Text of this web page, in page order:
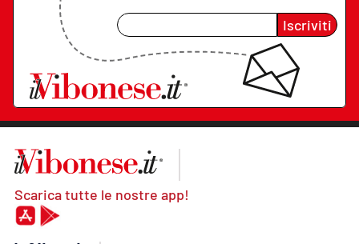
Iscriviti
Scarica tutte le nostre app!